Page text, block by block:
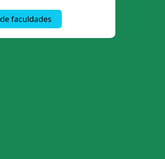
faculdades